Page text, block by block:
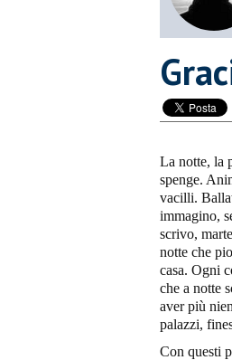
La notte, la
spenge.
vacilli.
immagino,
scrivo,
notte che
casa. Ogni
che a notte
aver più
palazzi,
Con questi